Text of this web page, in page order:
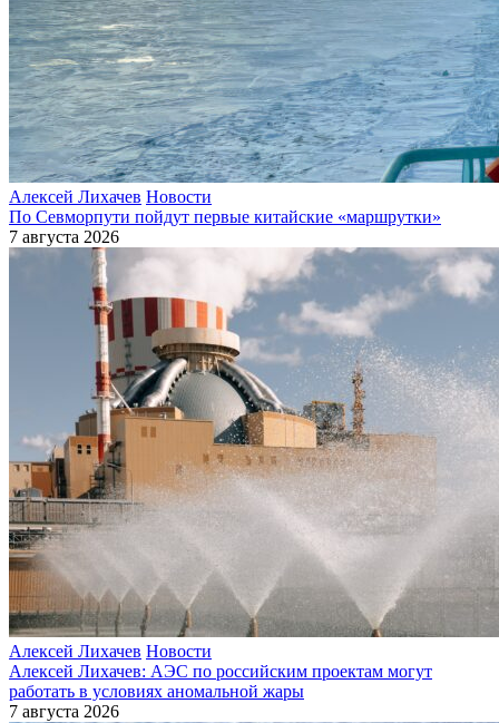
Алексей Лихачев Новости
По Севморпути пойдут первые китайские «маршрутки»
7 августа 2026
Алексей Лихачев Новости
Алексей Лихачев: АЭС по российским проектам могут
работать в условиях аномальной жары
7 августа 2026